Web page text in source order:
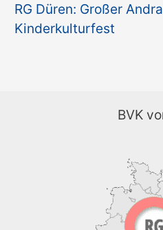
RG Düren: Großer
Kinderkulturfest
BVK